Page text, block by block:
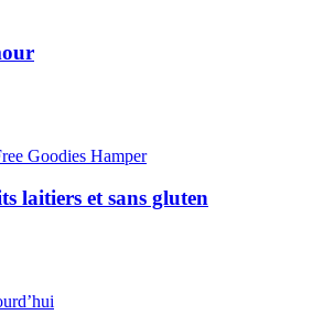
laitiers et sans gluten